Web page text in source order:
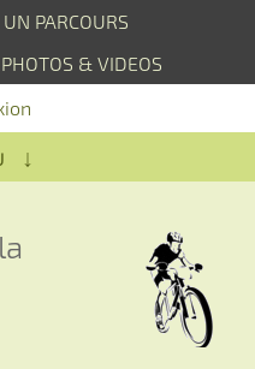
PARCOURS
PHOTOS & VIDEOS
↓